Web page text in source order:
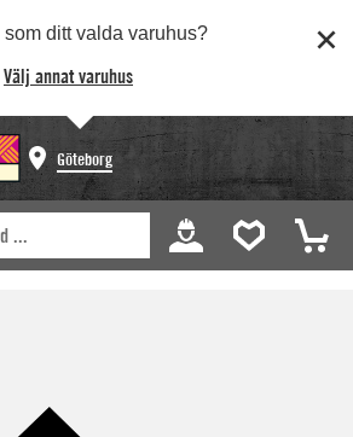
som ditt valda varuhus?
Välj annat varuhus
Göteborg